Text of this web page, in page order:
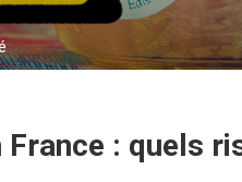
: quels